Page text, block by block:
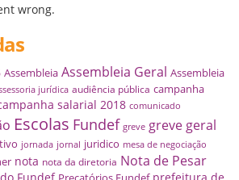
wrong.
Assembleia Assembleia Geral Assembleia
jurídica audiência pública campanha
salarial 2018 comunicado
Escolas Fundef greve greve geral
jornada jornal juridico mesa de negociação
nota nota da diretoria Nota de Pesar
Fundef
prefeitura de